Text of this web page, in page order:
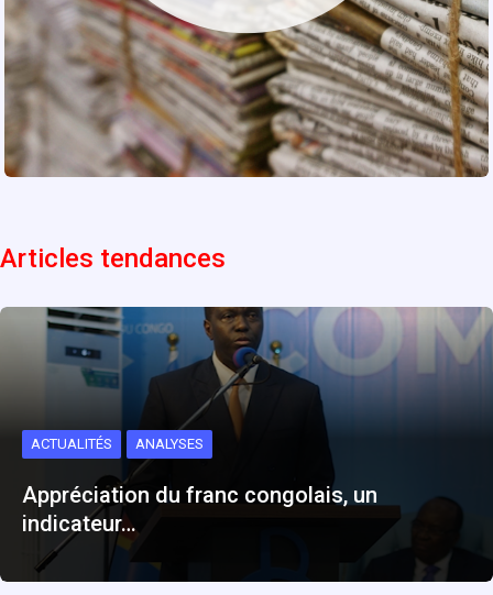
Articles tendances
ACTUALITÉS ANALYSES
Appréciation du franc congolais, un
indicateur…